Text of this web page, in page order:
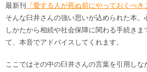
最新刊 『愛する人が死ぬ前にやっておくべき
そんな臼井さんの強い思いが込められた本
しかたから相続や社会保障に関わる手続きま
て、本音でアドバイスしてくれます。
ここではその中の臼井さんの言葉を引用しな